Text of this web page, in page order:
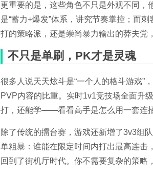
更重要的是，这些角色不只是外观不同，
是“蓄力+爆发”体系，讲究节奏掌控；而
打的策略派，还是崇尚暴力输出的莽夫党
不只是单刷，PK才是灵魂
很多人说天天炫斗是“一个人的格斗游戏”
PVP内容的比重。实时1v1竞技场全面升
打，还能学——看看高手是怎么用一套连
除了传统的擂台赛，游戏还新增了3v3组
单粗暴：谁能在限定时间内打出最高连击
回到了街机厅时代。你不需要复杂的策略